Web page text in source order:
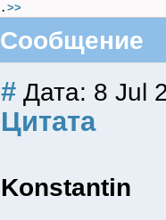
. >>
Сообщение
# Дата: 8 Jul
Цитата
Konstantin